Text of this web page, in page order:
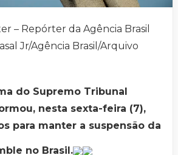
– Repórter da Agência Brasil
Jr/Agência Brasil/Arquivo
do Supremo Tribunal
nesta sexta-feira (7),
para manter a suspensão da
no Brasil.